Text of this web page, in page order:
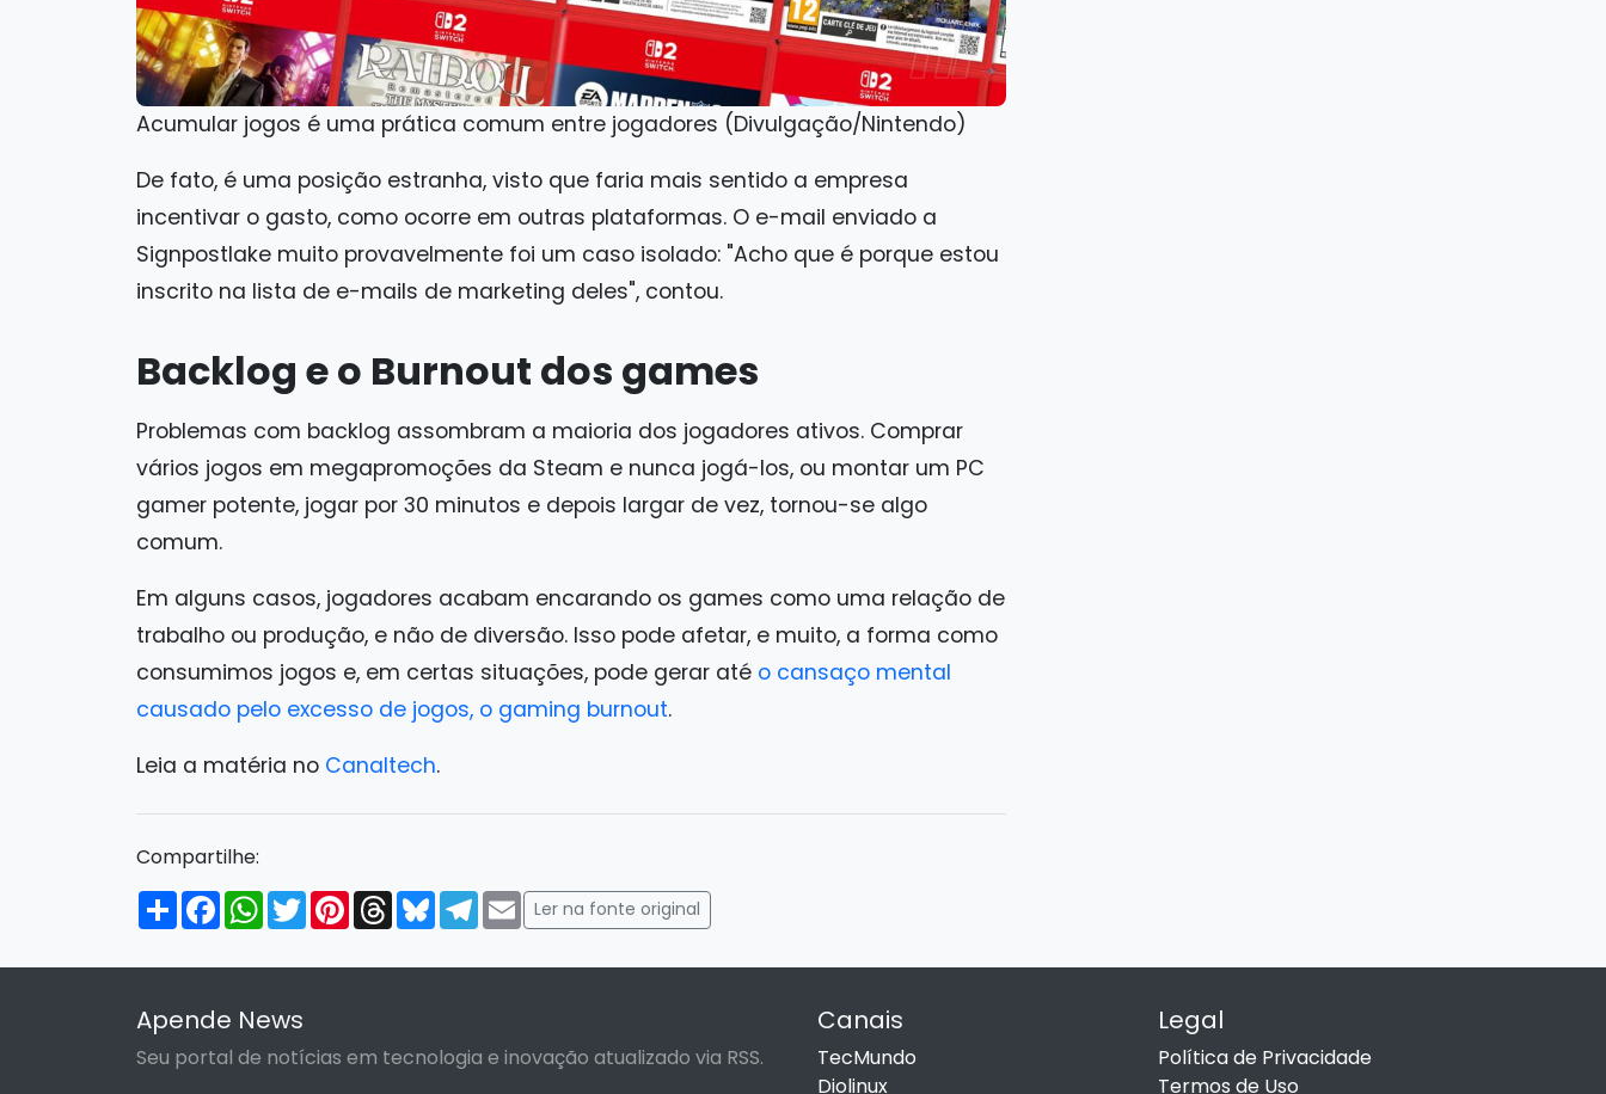
Acumular jogos é uma prática comum entre jogadores (Divulgação/Nintendo)
De fato, é uma posição estranha, visto que faria mais sentido a empresa
incentivar o gasto, como ocorre em outras plataformas. O e-mail enviado a
Signpostlake muito provavelmente foi um caso isolado: "Acho que é porque estou
inscrito na lista de e-mails de marketing deles", contou.
Backlog e o Burnout dos games
Problemas com backlog assombram a maioria dos jogadores ativos. Comprar
vários jogos em megapromoções da Steam e nunca jogá-los, ou montar um PC
gamer potente, jogar por 30 minutos e depois largar de vez, tornou-se algo
comum.
Em alguns casos, jogadores acabam encarando os games como uma relação de
trabalho ou produção, e não de diversão. Isso pode afetar, e muito, a forma como
consumimos jogos e, em certas situações, pode gerar até o cansaço mental
causado pelo excesso de jogos, o gaming burnout.
Leia a matéria no Canaltech.
Compartilhe:
Compartilhar
FacebookWhatsApp
TwitterPinterestThreadsBlueskyTelegram
Email
Ler na fonte original
Apende News
Seu portal de notícias em tecnologia e inovação atualizado via RSS.
Canais
TecMundo
Diolinux
Legal
Política de Privacidade
Termos de Uso